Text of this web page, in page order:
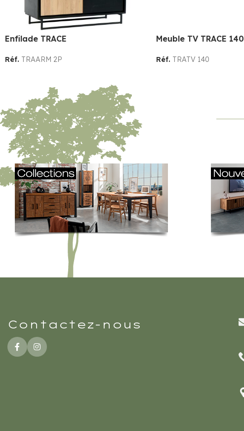
Enfilade TRACE
Réf. TRAARM 2P
Meuble TV TRACE 140
Réf. TRATV 140
Contactez-nous